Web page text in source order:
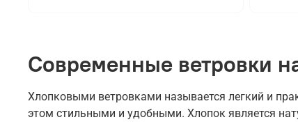
Современные ветровки
Хлопковыми ветровками называется легкий и
этом стильными и удобными. Хлопок является